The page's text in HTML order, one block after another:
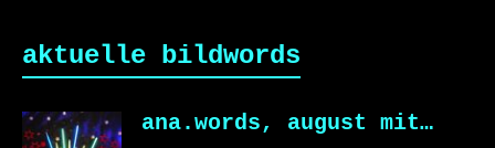
aktuelle bildwords
ana.words, august mit…